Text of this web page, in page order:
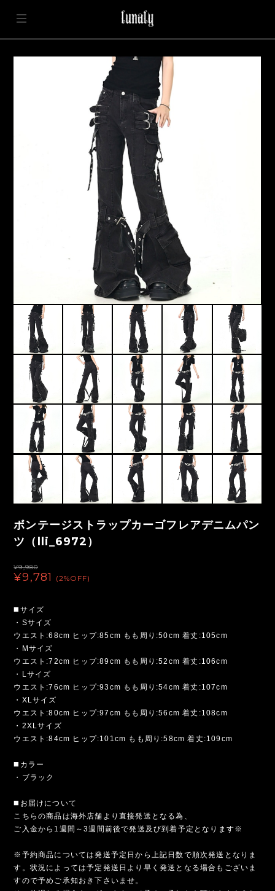
ボンテージストラップカーゴフレアデニムパン
ツ（lli_6972）
¥9,980
¥9,781 (2%OFF)
◼️サイズ
・Sサイズ
ウエスト:68cm ヒップ:85cm もも周り:50cm 着丈:105cm
・Mサイズ
ウエスト:72cm ヒップ:89cm もも周り:52cm 着丈:106cm
・Lサイズ
ウエスト:76cm ヒップ:93cm もも周り:54cm 着丈:107cm
・XLサイズ
ウエスト:80cm ヒップ:97cm もも周り:56cm 着丈:108cm
・2XLサイズ
ウエスト:84cm ヒップ:101cm もも周り:58cm 着丈:109cm
◼️カラー
・ブラック
◼️お届けについて
こちらの商品は海外店舗より直接発送となる為、
ご入金から1週間～3週間前後で発送及び到着予定となります※
※予約商品については発送予定日から上記日数で順次発送となりま
す。状況によっては予定発送日より早く発送となる場合もございま
すので予めご承知おき下さいませ。